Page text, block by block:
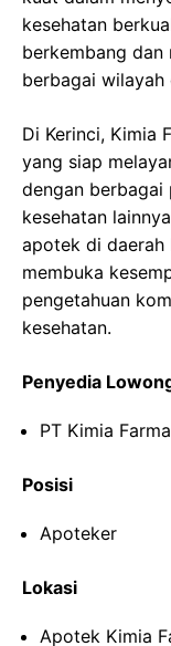
kesehatan
berkembang dan
berbagai wilayah
Di Kerinci, Kimia
yang siap
dengan
kesehatan
apotek di daerah
membuka
pengetahuan
kesehatan.
Penyedia
PT Kimia
Posisi
Apoteker
Lokasi
Apotek Kimia